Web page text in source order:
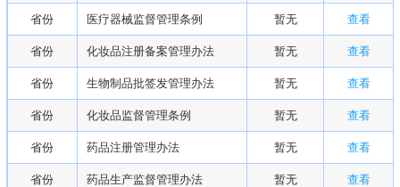
省份 医疗器械监督管理条例 暂无 查看
省份 化妆品注册备案管理办法 暂无 查看
省份 生物制品批签发管理办法 暂无 查看
省份 化妆品监督管理条例 暂无 查看
省份 药品注册管理办法 暂无 查看
省份 药品生产监督管理办法 暂无 查看